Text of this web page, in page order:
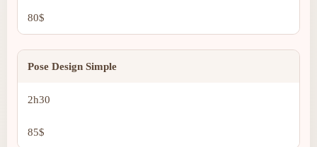
80$
Pose Design Simple
2h30
85$